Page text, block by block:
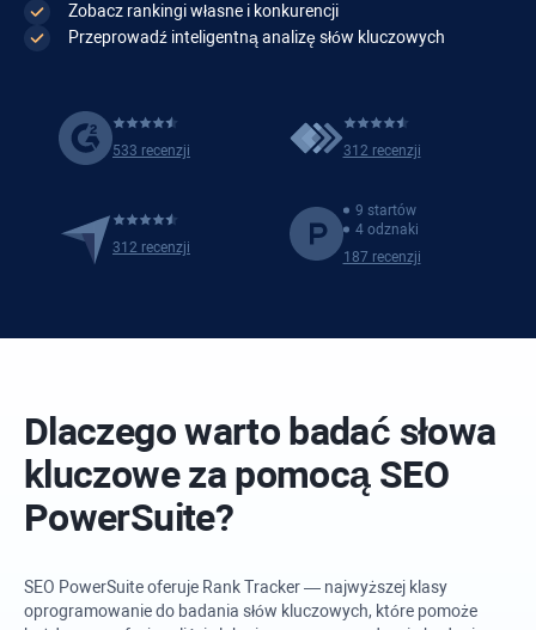
Zobacz rankingi własne i konkurencji
Przeprowadź inteligentną analizę słów kluczowych
533 recenzji 312 recenzji
312 recenzji
9 startów
4 odznaki
187 recenzji
Dlaczego warto badać słowa
kluczowe za pomocą SEO
PowerSuite?
SEO PowerSuiteoferuje Rank Tracker— najwyższej klasy
oprogramowanie do badania słów kluczowych, które pomoże